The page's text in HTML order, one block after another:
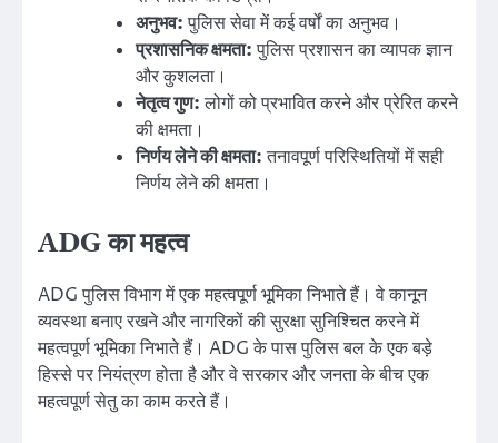
अनुभव:पुलिस सेवा में कई वर्षों का अनुभव।
प्रशासनिक क्षमता:पुलिस प्रशासन का व्यापक ज्ञान
और कुशलता।
नेतृत्व गुण:लोगों को प्रभावित करने और प्रेरित करने
की क्षमता।
निर्णय लेने की क्षमता:तनावपूर्ण परिस्थितियों में सही
निर्णय लेने की क्षमता।
ADG का महत्व
ADG पुलिस विभाग में एक महत्वपूर्ण भूमिका निभाते हैं। वे कानून
व्यवस्था बनाए रखने और नागरिकों की सुरक्षा सुनिश्चित करने में
महत्वपूर्ण भूमिका निभाते हैं। ADG के पास पुलिस बल के एक बड़े
हिस्से पर नियंत्रण होता है और वे सरकार और जनता के बीच एक
महत्वपूर्ण सेतु का काम करते हैं।